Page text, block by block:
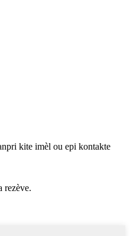
kite imèl ou epi kontakte
rezève.